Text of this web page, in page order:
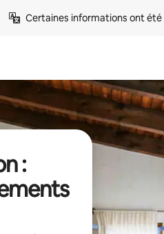
Certaines informations ont
: